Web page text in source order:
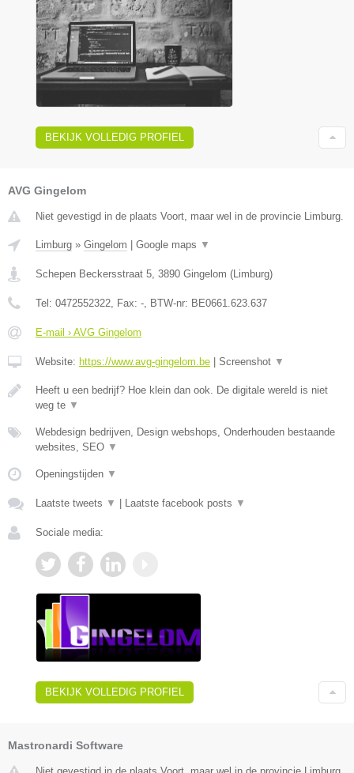
BEKIJK VOLLEDIG PROFIEL
AVG Gingelom
Niet gevestigd in de plaats Voort, maar wel in de provincie Limburg.
Limburg » Gingelom Google maps ▼
Schepen Beckersstraat 5, 3890 Gingelom (Limburg)
Tel: 0472552322, Fax: -, BTW-nr: BE0661.623.637
E-mail › AVG Gingelom
Website: https://www.avg-gingelom.be Screenshot ▼
Heeft u een bedrijf? Hoe klein dan ook. De digitale wereld is niet
weg te ▼
Webdesign bedrijven, Design webshops, Onderhouden bestaande
websites, SEO ▼
Openingstijden ▼
Laatste tweets ▼ Laatste facebook posts ▼
Sociale media:
BEKIJK VOLLEDIG PROFIEL
Mastronardi Software